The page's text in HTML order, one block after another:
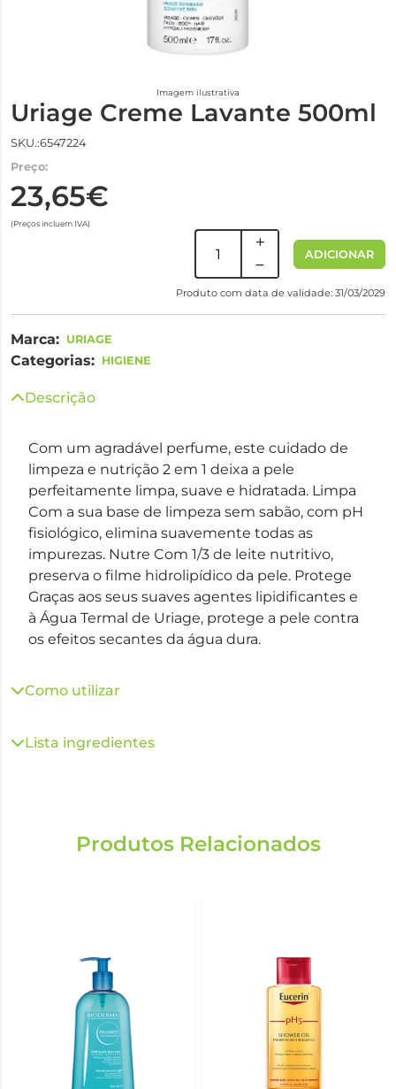
Imagem ilustrativa
Uriage Creme Lavante 500ml
SKU.:6547224
Preço:
23,65€
(Preços incluem IVA)
ADICIONAR
Produto com data de validade: 31/03/2029
Marca: URIAGE
Categorias: HIGIENE
Descrição
Com um agradável perfume, este cuidado de
limpeza e nutrição 2 em 1 deixa a pele
perfeitamente limpa, suave e hidratada. Limpa
Com a sua base de limpeza sem sabão, com pH
fisiológico, elimina suavemente todas as
impurezas. Nutre Com 1/3 de leite nutritivo,
preserva o filme hidrolipídico da pele. Protege
Graças aos seus suaves agentes lipidificantes e
à Água Termal de Uriage, protege a pele contra
os efeitos secantes da água dura.
Como utilizar
Lista ingredientes
Produtos Relacionados